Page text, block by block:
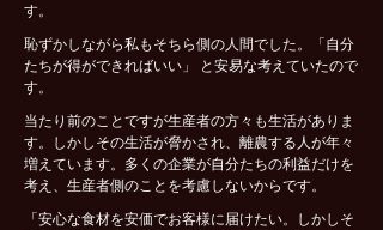
す。
恥ずかしながら私もそちら側の人間でした。「自分
たちが得ができればいい」 と安易な考えていたので
す。
当たり前のことですが生産者の方々も生活がありま
す。しかしその生活が脅かされ、離農する人が年々
増えています。多くの企業が自分たちの利益だけを
考え、生産者側のことを考慮しないからです。
「安心な食材を安価でお客様に届けたい。しかしそ